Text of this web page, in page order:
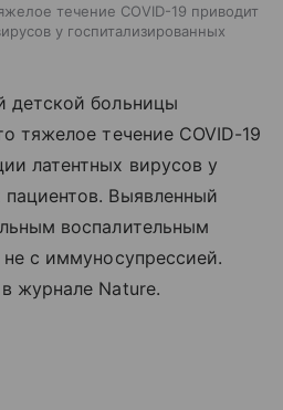
течение COVID-19 приводит
у госпитализированных
детской больницы
тяжелое течение COVID-19
латентных вирусов у
пациентов. Выявленный
воспалительным
с иммуносупрессией.
в журнале Nature.